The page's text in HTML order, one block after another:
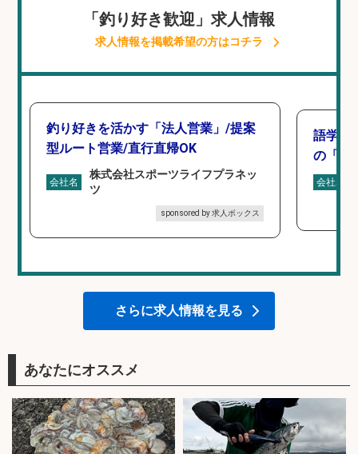
「釣り好き歓迎」求人情報
求人情報を掲載希望の方はコチラ
釣り好きを活かす「法人営業」/提案
型ルート営業/直行直帰OK
会社名
株式会社スポーツライフプラネッ
ツ
sponsored by 求人ボックス
語学力
の「海
会社名
さらに求人情報を見る
あなたにオススメ